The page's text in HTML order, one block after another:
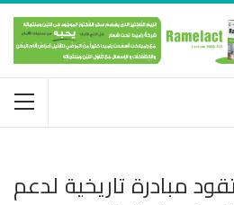
مبادرة تاريخية لدعم